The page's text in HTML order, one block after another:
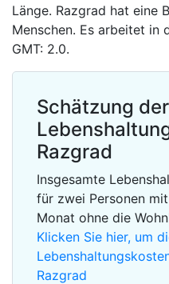
Länge. Razgrad hat eine
Menschen. Es arbeitet in
GMT: 2.0.
Schätzung der
Razgrad
Insgesamte
für zwei Personen
Monat ohne die
Klicken Sie hier, um
Razgrad